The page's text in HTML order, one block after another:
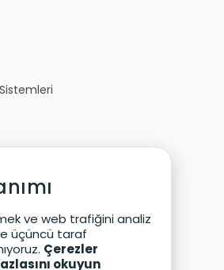
ve web trafiğini analiz
üçüncü taraf
Çerezler
okuyun